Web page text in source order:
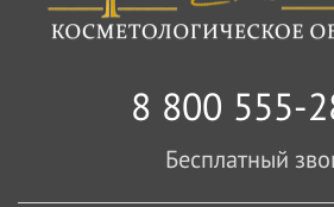
8 800 555-
Бесплатный